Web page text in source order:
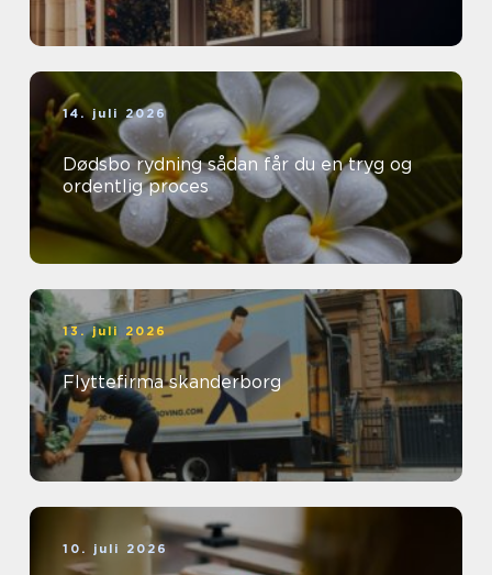
14. juli 2026
Dødsbo rydning sådan får du en tryg og
ordentlig proces
13. juli 2026
Flyttefirma skanderborg
10. juli 2026